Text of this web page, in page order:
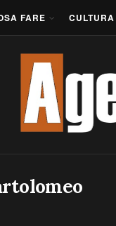
FARE CULTURA